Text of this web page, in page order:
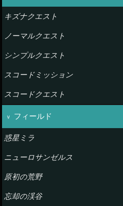
キズナクエスト
ノーマルクエスト
シンプルクエスト
スコードミッション
スコードクエスト
フィールド
惑星ミラ
ニューロサンゼルス
原初の荒野
忘却の渓谷